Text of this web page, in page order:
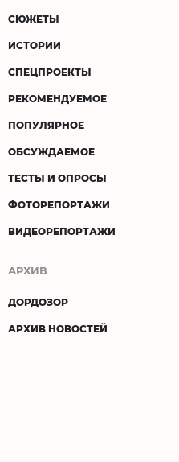
СЮЖЕТЫ
ИСТОРИИ
СПЕЦПРОЕКТЫ
РЕКОМЕНДУЕМОЕ
ПОПУЛЯРНОЕ
ОБСУЖДАЕМОЕ
ТЕСТЫ И ОПРОСЫ
ФОТОРЕПОРТАЖИ
ВИДЕОРЕПОРТАЖИ
АРХИВ
ДОРДОЗОР
АРХИВ НОВОСТЕЙ